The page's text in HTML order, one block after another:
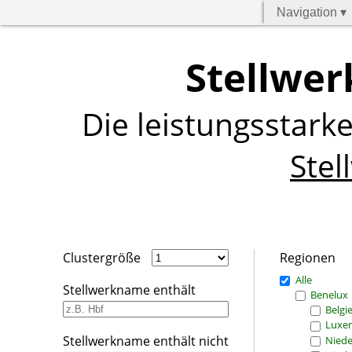
Navigation ▾
Die
Clustergröße
Stellwerkname enthält
Stellwerkname enthält nicht
Regionen
Alle
Benelux